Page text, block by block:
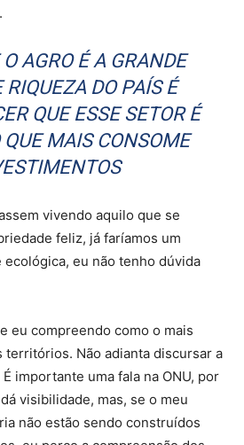
AGRO É A GRANDE
RIQUEZA DO PAÍS É
QUE ESSE SETOR É
MAIS CONSOME
vivendo aquilo que se
feliz, já faríamos um
eu não tenho dúvida
eu compreendo como o mais
territórios. Não adianta discursar a
importante uma fala na ONU, por
visibilidade, mas, se o meu
não estão sendo construídos